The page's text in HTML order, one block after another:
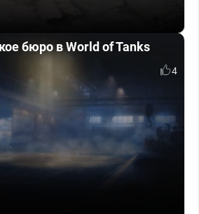
бюро в World of Tanks
4